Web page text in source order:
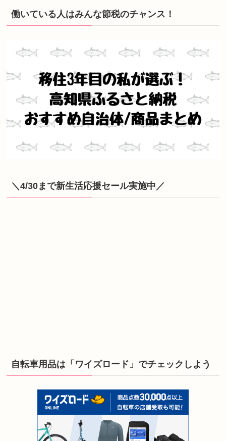
働いている人はみんな節税のチャンス！
＼4/30まで新生活応援セール実施中／
自転車用品は「ワイズロード」でチェックしよう